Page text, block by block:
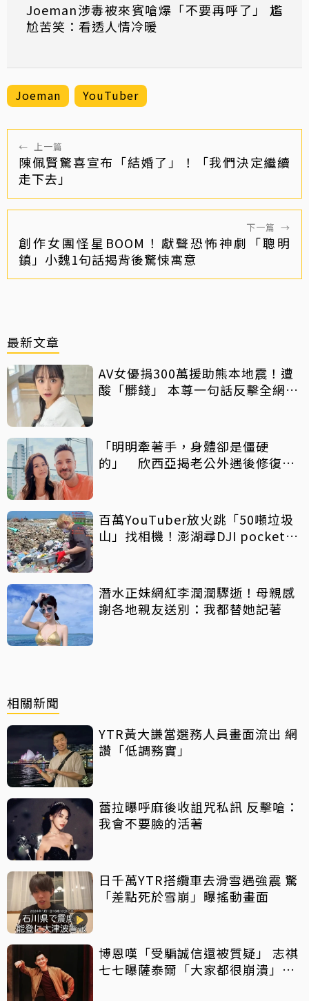
Joeman涉毒被來賓嗆爆「不要再呼了」 尷
尬苦笑：看透人情冷暖
Joeman YouTuber
← 上一篇
陳佩賢驚喜宣布「結婚了」！「我們決定繼續
走下去」
下一篇 →
創作女團怪星BOOM！獻聲恐怖神劇「聰明
鎮」小魏1句話揭背後驚悚寓意
最新文章
AV女優捐300萬援助熊本地震！遭
酸「髒錢」 本尊一句話反擊全網力
「明明牽著手，身體卻是僵硬
的」 欣西亞揭老公外遇後修復真
百萬YouTuber放火跳「50噸垃圾
山」找相機！澎湖尋DJI pocket
潛水正妹網紅李潤潤驟逝！母親感
謝各地親友送別：我都替她記著
相關新聞
YTR黃大謙當選務人員畫面流出 網
讚「低調務實」
蕾拉曝呼麻後收詛咒私訊 反擊嗆：
我會不要臉的活著
日千萬YTR搭纜車去滑雪遇強震 驚
「差點死於雪崩」曝搖動畫面
博恩嘆「受騙誠信還被質疑」 志祺
七七曝薩泰爾「大家都很崩潰」：